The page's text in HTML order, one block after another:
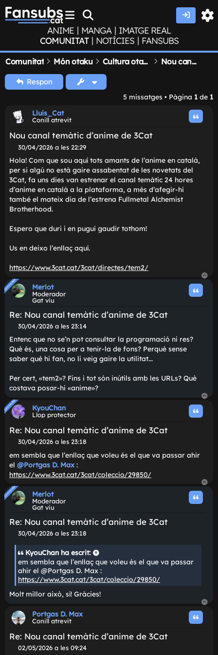
ANIME | MANGA | IMATGE REAL
COMUNITAT | NOTÍCIES | FANSUBS
Comunitat Món otaku Cultura otaku Nou canal temàtic d'anime de 3Cat
Respon
5 missatges • Pàgina 1 de 1
Lluis_Cat
Conill atrevit
Nou canal temàtic d'anime de 3Cat
M
i
s
s
a
t
e
30/04/2026 a les 22:29
Hola! Com que sou aquí tots amants de l'anime en
per si algú no està gaire assabentat de les novetats del
3Cat, fa uns dies van estrenar el canal temàtic 24 hores
d'anime en català a la plataforma, a més d'afegir-hi
Brotherhood.
Espero que duri i en pugui gaudir tothom!
https://www.3cat.cat/3cat/directes/tem2/
Merlot
Moderador
Re: Nou canal temàtic d'anime de 3Cat
M
s
s
a
t
g
e
30/04/2026 a les 23:14
Entenc que no se'n pot consultar la programació ni res?
Què és, una cosa per a tenir-la de fons? Perquè sense
saber què hi fan, no li veig gaire la utilitat...
Per cert, «tem2»? Fins i tot són inútils amb les URLs? Què
costava posar-hi «anime»?
Connectat
Connectat
KyouChan
Llop protector
Re: Nou canal temàtic d'anime de 3Cat
M
i
a
t
e
30/04/2026 a les 23:18
em sembla que l'enllaç que voleu és el que va passar
@Portgas D. Max
:
https://www.3cat.cat/3cat/coleccio/29850/
Connectat
Connectat
Merlot
Moderador
Gat viu
Re: Nou canal temàtic d'anime de 3Cat
M
s
s
t
g
30/04/2026 a les 23:18
KyouChanha escrit:
em sembla que l'enllaç que voleu és el que va passar
ahir el @Portgas D. Max :
https://www.3cat.cat/3cat/coleccio/29850/
Connectat
Connectat